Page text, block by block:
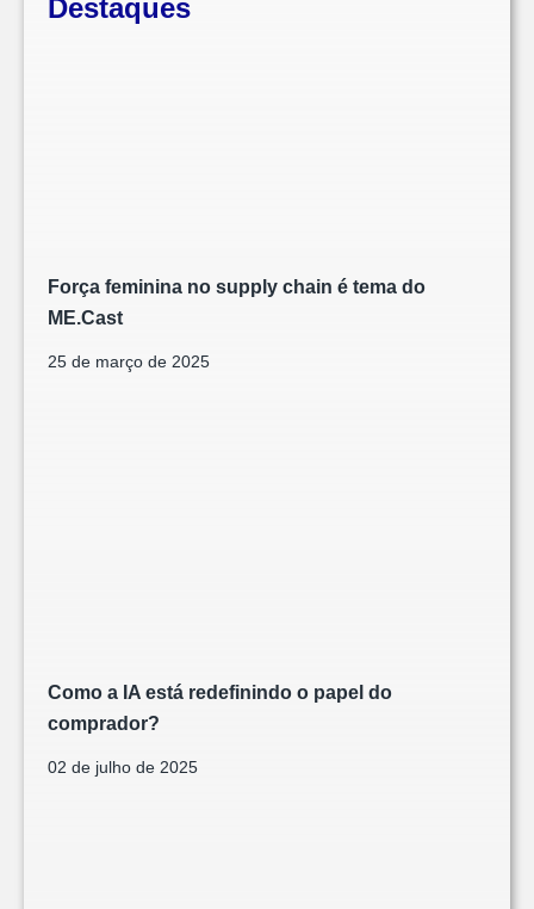
Destaques
Força feminina no supply chain é tema do
ME.Cast
25 de março de 2025
Como a IA está redefinindo o papel do
comprador?
02 de julho de 2025